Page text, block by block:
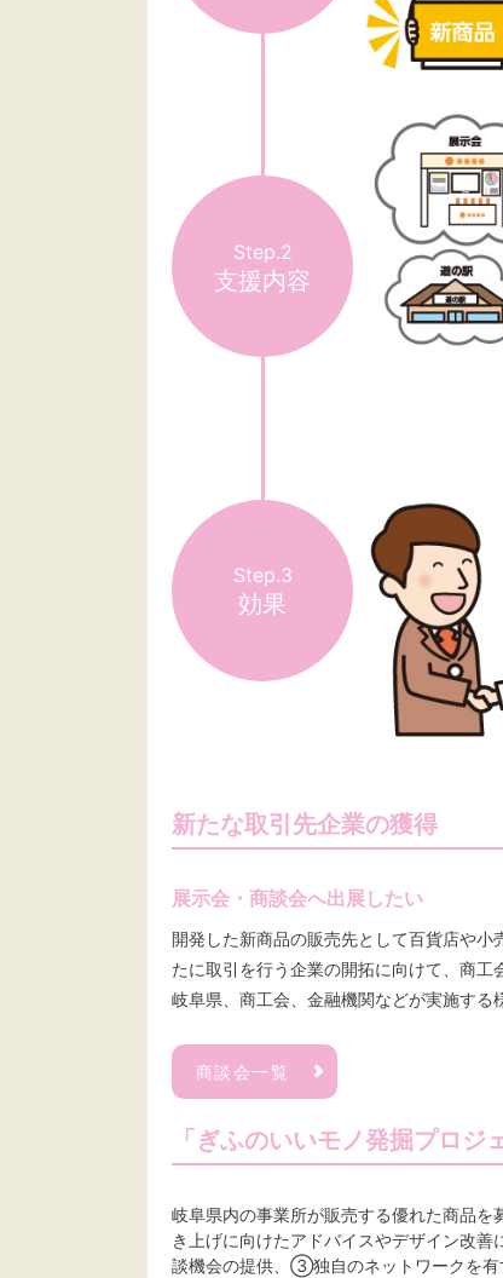
Step.2
支援内容
Step.3
効果
新たな取引先企業の獲得
展示会・商談会へ出展したい
開発した新商品の販売先として百貨店や
たに取引を行う企業の開拓に向けて、商工
岐阜県、商工会、金融機関などが実施する
商談会一覧
「ぎふのいいモノ発掘プロジ
岐阜県内の事業所が販売する優れた商品
き上げに向けたアドバイスやデザイン改
談機会の提供、③独自のネットワークを有